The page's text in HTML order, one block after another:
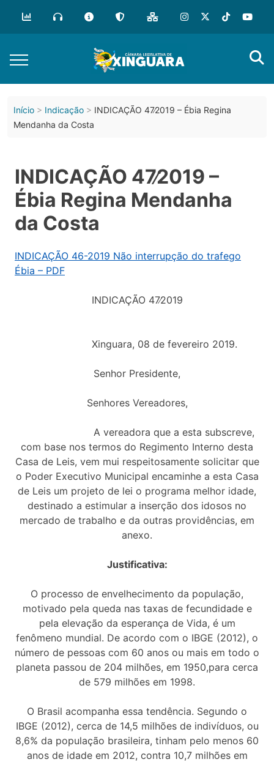
Início Indicação
INDICAÇÃO 47∕2019 – Ébia Regina
Mendanha da Costa
INDICAÇÃO 47∕2019 –
Ébia Regina Mendanha
da Costa
INDICAÇÃO 46-2019 Não interrupção do trafego
Ébia – PDF
INDICAÇÃO 47∕2019
Xinguara, 08 de fevereiro 2019.
Senhor Presidente,
Senhores Vereadores,
A vereadora que a esta subscreve,
com base nos termos do Regimento Interno desta
Casa de Leis, vem mui respeitosamente solicitar que
o Poder Executivo Municipal encaminhe a esta Casa
de Leis um projeto de lei o programa melhor idade,
destinado a estimular a inserção dos idosos no
mercado de trabalho e da outras providências, em
anexo.
Justificativa:
O processo de envelhecimento da população,
motivado pela queda nas taxas de fecundidade e
pela elevação da esperança de Vida, é um
fenômeno mundial. De acordo com o IBGE (2012), o
número de pessoas com 60 anos ou mais em todo o
planeta passou de 204 milhões, em 1950,para cerca
de 579 milhões em 1998.
O Brasil acompanha essa tendência. Segundo o
IBGE (2012), cerca de 14,5 milhões de indivíduos, ou
8,6% da população brasileira, tinham pelo menos 60
anos de idade em 2012, contra 10,7 milhões em